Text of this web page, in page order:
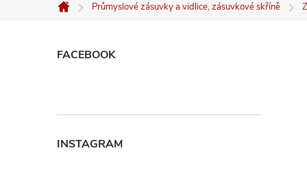
Domů
Průmyslové zásuvky a vidlice, zásuvkové skříně
P
s
FACEBOOK
INSTAGRAM